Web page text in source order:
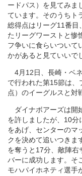
ードパス）を見てみま
ています。そのうちト
総得点はリーグ11番目
たリーグワーストと惨
フ争いに食らいついて
かがあると見ていいで
4月12日、長崎・ベ
で行われた第15節は
点）のイーグルスと対
ダイナボアーズは開
を許しましたが、10分
をあげ、センターのマ
クを決めて追いつきま
を奪うと17分、敵陣右
バーに成功します。そ
モハパイホネティ選手